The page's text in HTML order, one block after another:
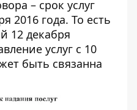
– срок услуг
2016 года. То есть
12 декабря
услуг с 10
быть связанна